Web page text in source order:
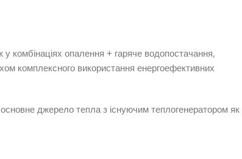
комбінаціях опалення + гаряче водопостачання,
комплексного використання енергоефективних
джерело тепла з існуючим теплогенератором як